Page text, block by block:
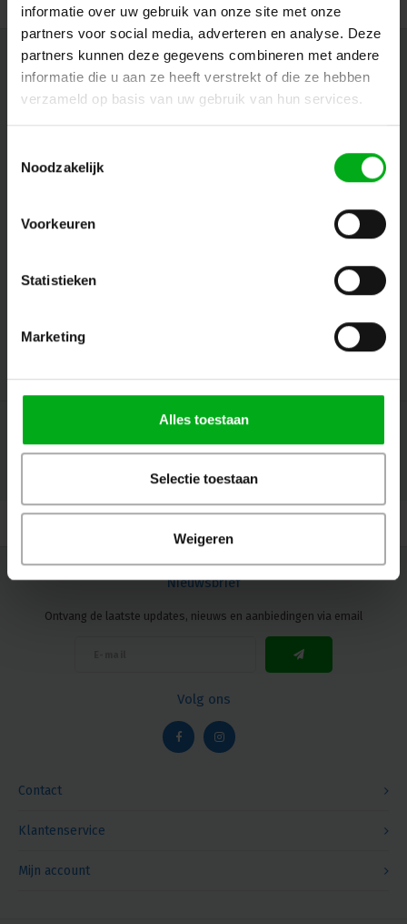
informatie over uw gebruik van onze site met onze
partners voor social media, adverteren en analyse. Deze
partners kunnen deze gegevens combineren met andere
informatie die u aan ze heeft verstrekt of die ze hebben
verzameld op basis van uw gebruik van hun services.
Noodzakelijk
Voorkeuren
Statistieken
Marketing
Alles toestaan
Selectie toestaan
Weigeren
Contact
Nieuwsbrief
Ontvang de laatste updates, nieuws en aanbiedingen via email
© Copyright 2026 Megalight sa/nv - Theme by
Contact
Nieuwsbrief
Ontvang de laatste updates, nieuws en aanbiedingen via email
Volg ons
Klantenservice
Mijn account